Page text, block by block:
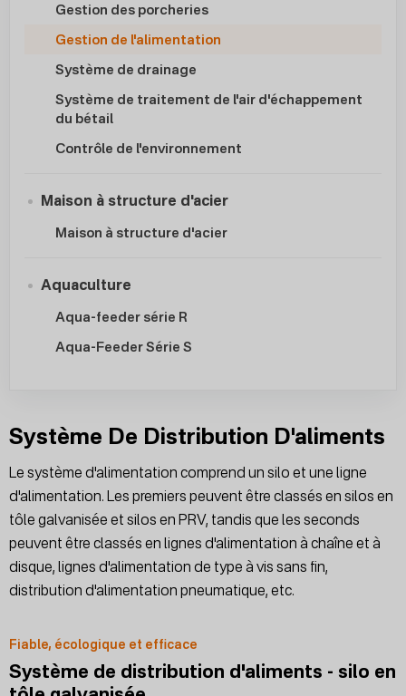
Gestion des porcheries
Gestion de l'alimentation
Système de drainage
Système de traitement de l'air d'échappement
du bétail
Contrôle de l'environnement
Maison à structure d'acier
Maison à structure d'acier
Aquaculture
Aqua-feeder série R
Aqua-Feeder Série S
Système De Distribution D'aliments
Le système d'alimentation comprend un silo et une ligne
d'alimentation. Les premiers peuvent être classés en silos en
tôle galvanisée et silos en PRV, tandis que les seconds
peuvent être classés en lignes d'alimentation à chaîne et à
disque, lignes d'alimentation de type à vis sans fin,
distribution d'alimentation pneumatique, etc.
Fiable, écologique et efficace
Système de distribution d'aliments - silo en